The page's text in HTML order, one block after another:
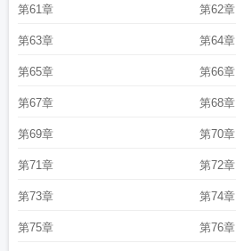
第61章 第62章
第63章 第64章
第65章 第66章
第67章 第68章
第69章 第70章
第71章 第72章
第73章 第74章
第75章 第76章